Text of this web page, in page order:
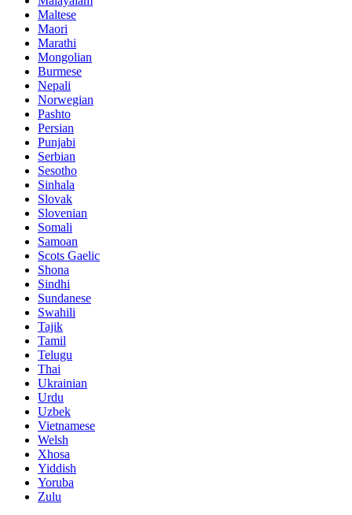
Maltese
Maori
Marathi
Mongolian
Burmese
Nepali
Norwegian
Pashto
Persian
Punjabi
Serbian
Sesotho
Sinhala
Slovak
Slovenian
Somali
Samoan
Scots Gaelic
Shona
Sindhi
Sundanese
Swahili
Tajik
Tamil
Telugu
Thai
Ukrainian
Urdu
Uzbek
Vietnamese
Welsh
Xhosa
Yiddish
Yoruba
Zulu